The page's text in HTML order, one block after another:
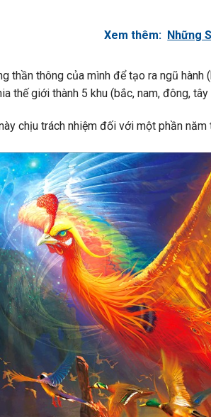
Xem thêm: Những
thần thông của mình để tạo ra ngũ hành
thế giới thành 5 khu (bắc, nam, đông, tây
chịu trách nhiệm đối với một phần